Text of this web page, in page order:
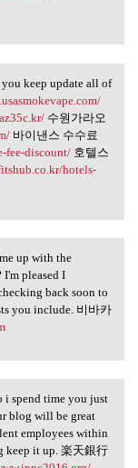
and
keep update all of
수원가라오
바이낸스 수수료
fee-discount/호텔스
hotels-
u
up with the
pleased I
back soon to
you include. 비바카
also
i spend time you just
blog will be great
employees within
keep it up. 楽天銀行